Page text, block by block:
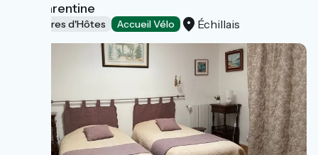
La Charentine
Chambres d'Hôtes Accueil Vélo Échillais